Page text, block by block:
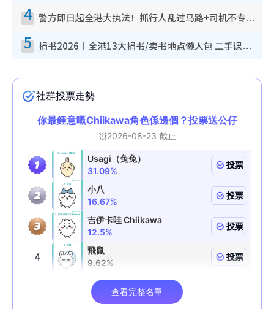
4 警方即日起全港大执法！抓行人乱过马路+司机不专注驾驶！乱过马路罚$2000
5 捐书2026︱全港13大捐书/卖书地点懒人包 二手课本最高$150＋旧书换免费咖啡/戏票